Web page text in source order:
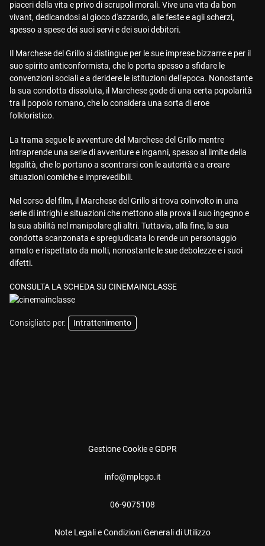
piaceri della vita e privo di scrupoli morali. Vive una vita da bon
vivant, dedicandosi al gioco d'azzardo, alle feste e agli scherzi,
spesso a spese dei suoi servi e dei suoi debitori.
Il Marchese del Grillo si distingue per le sue imprese bizzarre e per il
suo spirito anticonformista, che lo porta spesso a sfidare le
convenzioni sociali e a deridere le istituzioni dell'epoca. Nonostante
la sua condotta dissoluta, il Marchese gode di una certa popolarità
tra il popolo romano, che lo considera una sorta di eroe
folkloristico.
La trama segue le avventure del Marchese del Grillo mentre
intraprende una serie di avventure e inganni, spesso al limite della
legalità, che lo portano a scontrarsi con le autorità e a creare
situazioni comiche e imprevedibili.
Nel corso del film, il Marchese del Grillo si trova coinvolto in una
serie di intrighi e situazioni che mettono alla prova il suo ingegno e
la sua abilità nel manipolare gli altri. Tuttavia, alla fine, la sua
condotta scanzonata e spregiudicata lo rende un personaggio
amato e rispettato da molti, nonostante le sue debolezze e i suoi
difetti.
CONSULTA LA SCHEDA SU CINEMAINCLASSE
Consigliato per: Intrattenimento
Gestione Cookie e GDPR
info@mplcgo.it
06-9075108
Note Legali e Condizioni Generali di Utilizzo